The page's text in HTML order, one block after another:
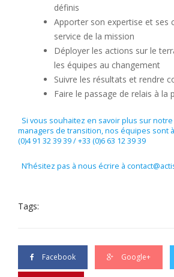
définis
Apporter son expertise et ses
service de la mission
Déployer les actions sur le
les équipes au changement
Suivre les résultats et rendre
Faire le passage de relais à la
Si vous souhaitez en savoir plus sur
managers de transition, nos équipes sont
(0)4 91 32 39 39 / +33 (0)6 63 12 39 39
N’hésitez pas à nous écrire à
Tags:
Facebook Google+